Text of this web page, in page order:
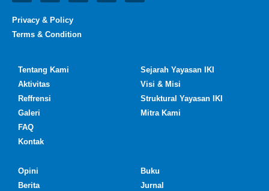
Privacy & Policy
Terms & Condition
Tentang Kami
Aktivitas
Reffrensi
Galeri
FAQ
Kontak
Sejarah Yayasan IKI
Visi & Misi
Struktural Yayasan IKI
Mitra Kami
Opini
Berita
Buku
Jurnal